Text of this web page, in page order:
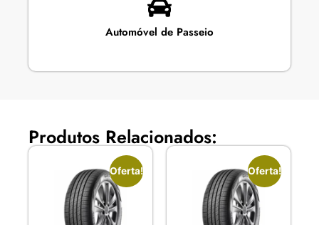
Automóvel de Passeio
Produtos Relacionados:
Oferta! Oferta!